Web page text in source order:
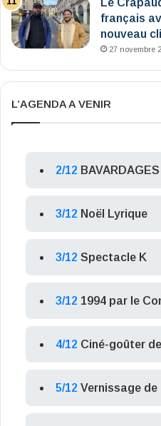
Le
français
nouveau
27 novembre
L’AGENDA A VENIR
2/12
3/12 Noël Lyrique
3/12 Spectacle K
3/12 1994 par le
4/12 Ciné-goûter
5/12 Vernissage